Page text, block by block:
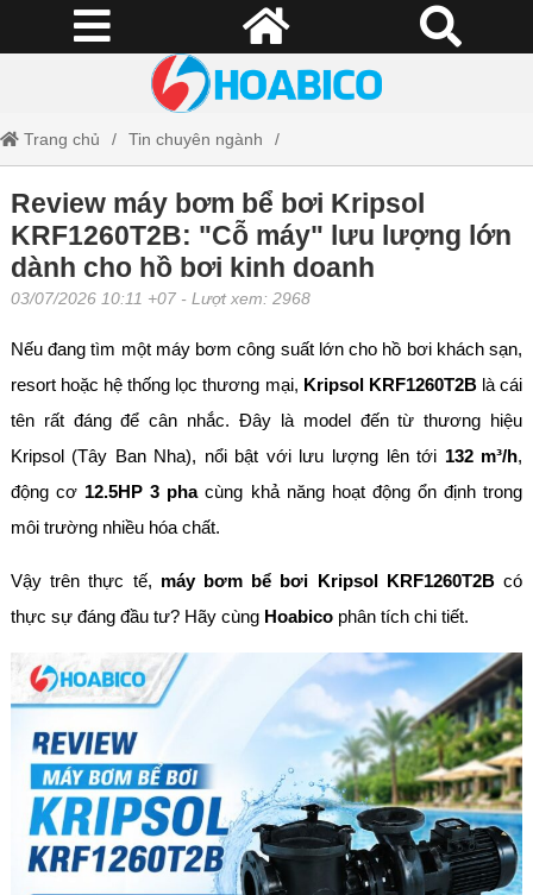
Trang chủ Tin chuyên ngành
Review máy bơm bể bơi Kripsol KRF1260T2B: "Cỗ máy" lưu lượng lớn
dành cho hồ bơi kinh doanh
Review máy bơm bể bơi Kripsol
KRF1260T2B: "Cỗ máy" lưu lượng lớn
dành cho hồ bơi kinh doanh
03/07/2026 10:11 +07 - Lượt xem: 2968
Nếu đang tìm một máy bơm công suất lớn cho hồ bơi khách sạn,
resort hoặc hệ thống lọc thương mại, Kripsol KRF1260T2Blà cái
tên rất đáng để cân nhắc. Đây là model đến từ thương hiệu
Kripsol (Tây Ban Nha), nổi bật với lưu lượng lên tới 132 m³/h,
động cơ 12.5HP 3 phacùng khả năng hoạt động ổn định trong
môi trường nhiều hóa chất.
Vậy trên thực tế, máy bơm bể bơi Kripsol KRF1260T2Bcó
thực sự đáng đầu tư? Hãy cùng Hoabicophân tích chi tiết.